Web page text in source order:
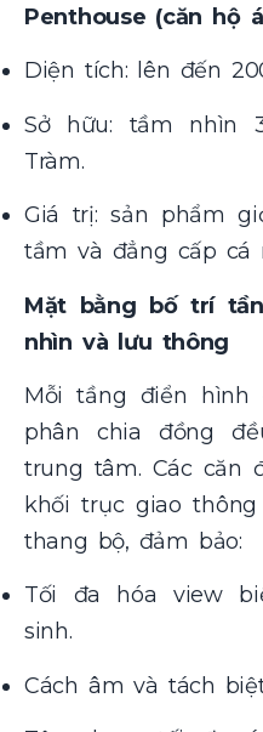
Penthouse (căn hộ
Diện tích: lên đến
Sở hữu: tầm nhìn
Tràm.
Giá trị: sản phẩm
tầm và đẳng cấp cá
Mặt bằng bố trí
nhìn và lưu thông
Mỗi tầng điển hình
phân chia đồng
trung tâm. Các căn
khối trục giao
thang bộ, đảm bảo:
Tối đa hóa view
sinh.
Cách âm và tách